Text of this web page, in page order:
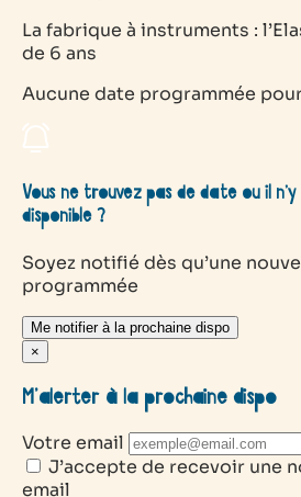
La fabrique à instruments :
de 6 ans
Aucune date programmée
Vous ne trouvez pas de date ou il
disponible ?
Soyez notifié dès qu’une
programmée
Me notifier à la prochaine dispo
×
M’alerter à la prochaine dispo
Votre email
J’accepte de recevoir une
email